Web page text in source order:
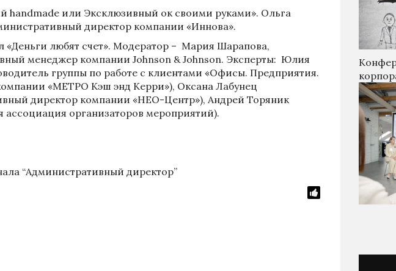
handmade или Эксклюзивный ок своими руками». Ольга
директор компании «Иннова».
«Деньги любят счет». Модератор – Мария Шарапова,
менеджер компании Johnson & Johnson. Эксперты: Юлия
группы по работе с клиентами «Офисы. Предприятия.
«МЕТРО Кэш энд Керри»), Оксана Лабунец
директор компании «НЕО-Центр»), Андрей Торяник
ассоциация организаторов мероприятий).
“Административный директор”